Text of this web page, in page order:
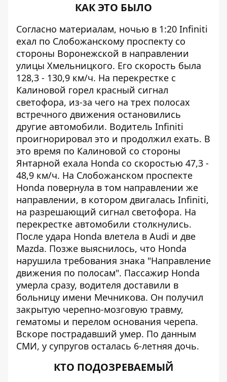
КАК ЭТО БЫЛО
Согласно материалам, ночью в 1:20 Infiniti
ехал по Слобожанскому проспекту со
стороны Воронежской в направлении
улицы Хмельницкого. Его скорость была
128,3 - 130,9 км/ч. На перекрестке с
Калиновой горел красный сигнал
светофора, из-за чего на трех полосах
встречного движения остановились
другие автомобили. Водитель Infiniti
проигнорировал это и продолжил ехать. В
это время по Калиновой со стороны
Янтарной ехала Honda со скоростью 47,3 -
48,9 км/ч. На Слобожанском проспекте
Honda повернула в том направлении же
направлении, в котором двигалась Infiniti,
на разрешающий сигнал светофора. На
перекрестке автомобили столкнулись.
После удара Honda влетела в Audi и две
Mazda. Позже выяснилось, что Honda
нарушила требования знака "Направление
движения по полосам". Пассажир Honda
умерла сразу, водителя доставили в
больницу имени Мечникова. Он получил
закрытую черепно-мозговую травму,
гематомы и перелом основания черепа.
Вскоре пострадавший умер. По данным
СМИ, у супругов осталась 6-летняя дочь.
КТО ПОДОЗРЕВАЕМЫЙ